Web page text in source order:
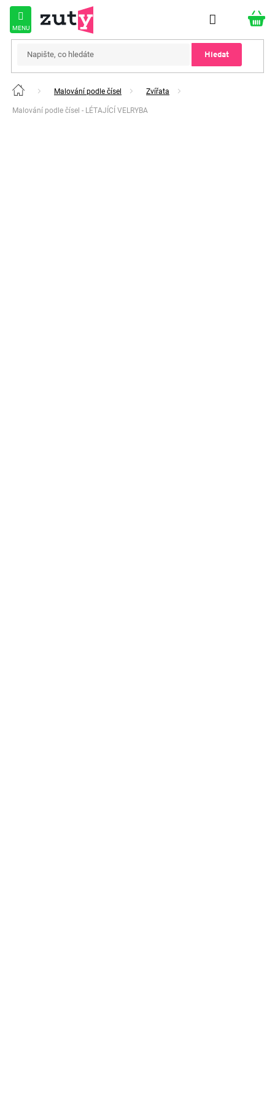
Přejít
obsah
Hledat
Domů Malování podle čísel Zvířata
Malování podle čísel - LÉTAJÍCÍ VELRYBA